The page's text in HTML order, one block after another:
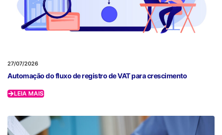
27/07/2026
Automação do fluxo de registro de VAT para crescimento
LEIA MAIS